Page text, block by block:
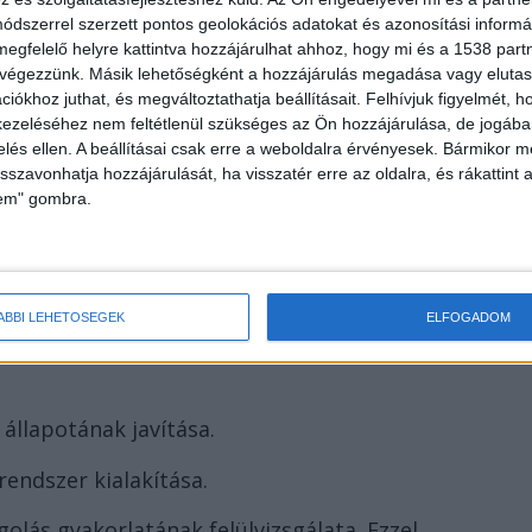
szerzett pontos geolokációs adatokat és azonosítási
helyre kattintva hozzájárulhat ahhoz, hogy mi és a 1538
Másik lehetőségként a hozzájárulás megadása vagy
juthat, és megváltoztathatja beállításait. Felhívjuk figyelmét,
nem feltétlenül szükséges az Ön hozzájárulása, de
ellen. A beállításai csak erre a weboldalra érvényesek. Bármikor
hozzájárulását, ha visszatér erre az oldalra, és rákattint
gombra.
LEHETŐSÉGEK ELFOGADOM
hogy az aprófalvakban és a városokban
igény. Szerinte a vezetésnek közelebb kell
annak az időszaknak, amikor az Országos
volt”.
ígér, amelyek közvetlenül érintik a
javítása.
kialakítása.